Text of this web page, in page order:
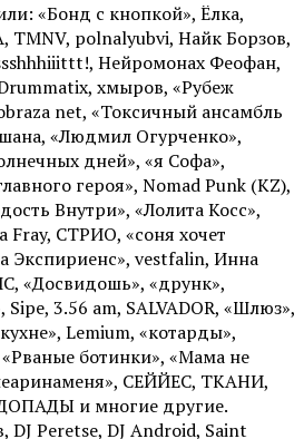
«Бонд с кнопкой», Ёлка,
TMNV, polnalyubvi, Найк Борзов,
Нейромонах Феофан,
хмыров, «Рубеж
net, «Токсичный ансамбль
«Людмил Огурченко»,
дней», «я Софа»,
героя», Nomad Punk (KZ),
Внутри», «Лолита Косс»,
Fray, СТРИО, «соня хочет
Экспириенс», vestfalin, Инна
«Досвидошь», «друнк»,
3.56 am, SALVADOR, «Шлюз»,
Lemium, «котарды»,
ботинки», «Мама не
СЕЙЙЕС, ТКАНИ,
и многие другие.
Peretse, DJ Android, Saint